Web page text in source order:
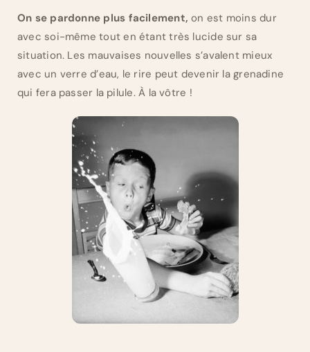
On se pardonne plus facilement, on est moins dur
avec soi-même tout en étant très lucide sur sa
situation. Les mauvaises nouvelles s’avalent mieux
avec un verre d’eau, le rire peut devenir la grenadine
qui fera passer la pilule. À la vôtre !